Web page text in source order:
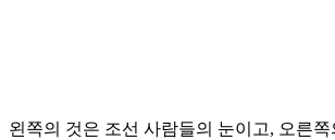
왼쪽의 것은 조선 사람들의 눈이고, 오른